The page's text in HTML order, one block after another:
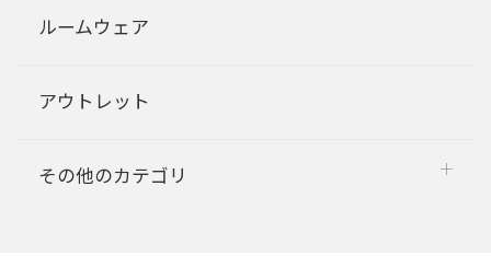
ルームウェア
アウトレット
その他のカテゴリ